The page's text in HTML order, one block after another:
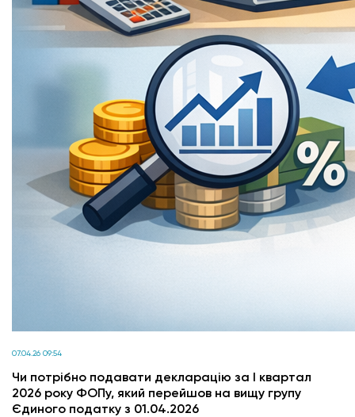
07.04.26 09:54
Чи потрібно подавати декларацію за І квартал
2026 року ФОПу, який перейшов на вищу групу
Єдиного податку з 01.04.2026